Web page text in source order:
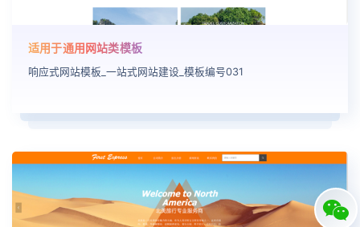
适用于通用网站类模板
响应式网站模板_一站式网站建设_模板编号031